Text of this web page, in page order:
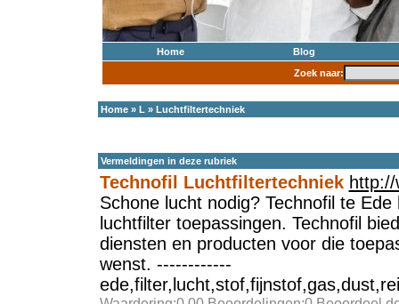
Home
Blog
Zoek naar:
Home» L » Luchtfiltertechniek
Vermeldingen in deze rubriek
Technofil Luchtfiltertechniek
Schone lucht nodig? Technofil te
luchtfilter toepassingen. Technofil
diensten en producten voor die
wenst. ------------